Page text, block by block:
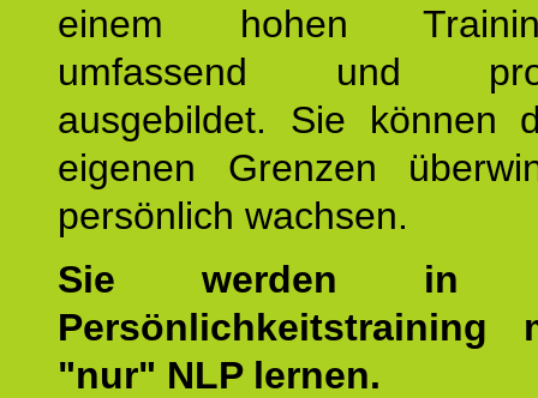
einem hohen
umfassend und
ausgebildet. Sie können
eigenen Grenzen
persönlich wachsen.
Sie werden in
Persönlichkeitstraining
"nur" NLP lernen.